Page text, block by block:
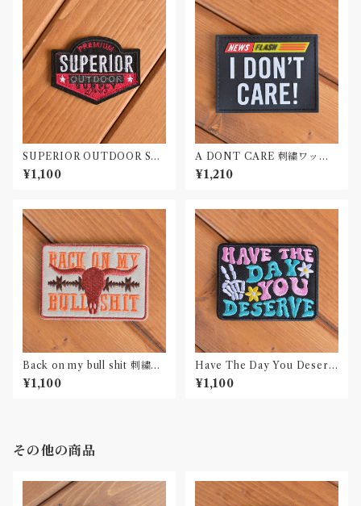
SUPERIOR OUTDOOR SU
PLY 刺繍ワッペン Patch
¥1,100
A DONT CARE 刺繍ワッペ
ン Patch
¥1,210
Back on my bull shit 刺繍ワ
ッペン Patch
¥1,100
Have The Day You Deserv
e 刺繍ワッペン Patch
¥1,100
その他の商品